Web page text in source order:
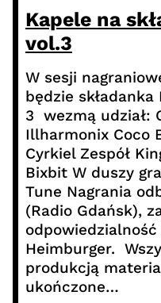
Kapele na
vol.3
W sesji
będzie
3 wezmą udział:
Illharmonix Coco
Cyrkiel Zespół
Bixbit W duszy
Tune Nagrania
(Radio Gdańsk),
Heimburger.
produkcją
ukończone…